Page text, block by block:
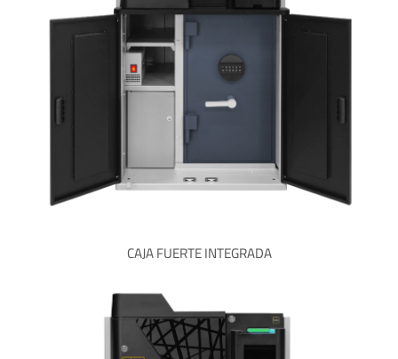
CAJA FUERTE INTEGRADA